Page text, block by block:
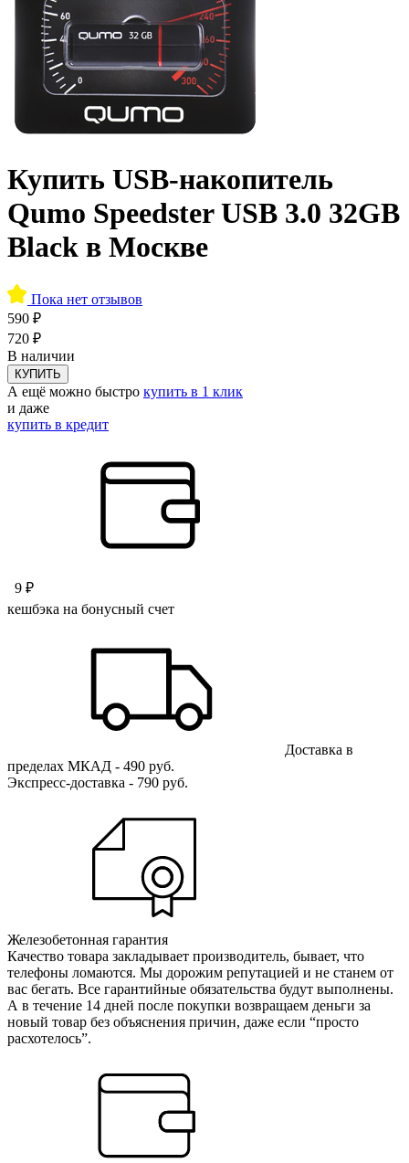
Купить USB-накопитель
Qumo Speedster USB 3.0 32GB
Black в Москве
Пока нет отзывов
590 ₽
720 ₽
В наличии
КУПИТЬ
А ещё можно быстро купить в 1 клик
и даже
купить в кредит
9 ₽
кешбэка на бонусный счет
Доставка в
пределах МКАД - 490 руб.
Экспресс-доставка - 790 руб.
Железобетонная гарантия
Качество товара закладывает производитель, бывает, что
телефоны ломаются. Мы дорожим репутацией и не станем от
вас бегать. Все гарантийные обязательства будут выполнены.
А в течение 14 дней после покупки возвращаем деньги за
новый товар без объяснения причин, даже если “просто
расхотелось”.